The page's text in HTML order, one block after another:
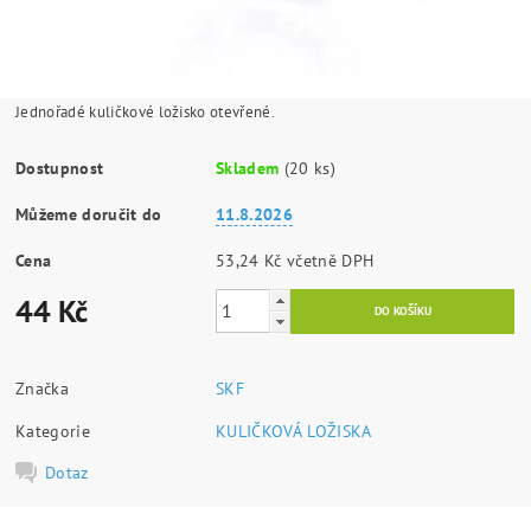
Jednořadé kuličkové ložisko otevřené.
Dostupnost Skladem (20 ks)
Můžeme doručit do 11.8.2026
Cena 53,24 Kč včetně DPH
44 Kč
Značka
SKF
Kategorie
KULIČKOVÁ LOŽISKA
Dotaz